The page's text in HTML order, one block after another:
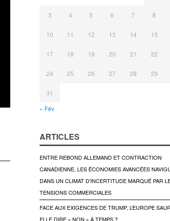
3 4 5 6 7 8
10 11 12 13 14 15
17 18 19 20 21 22
24 25 26 27 28 29
31
« Fév
ARTICLES
ENTRE REBOND ALLEMAND ET CONTRACTION
CANADIENNE, LES ÉCONOMIES AVANCÉES
DANS UN CLIMAT D’INCERTITUDE MARQUÉ PAR
TENSIONS COMMERCIALES
FACE AUX EXIGENCES DE TRUMP, L’EUROPE
ELLE DIRE « NON » À TEMPS ?